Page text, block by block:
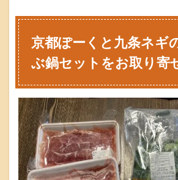
ぽ
く
九
ネ
ギ
の
だ
し
し
ゃ
ぶ
鍋
京都ぽーくと九条ネギ
ぶ鍋セットをお取り寄